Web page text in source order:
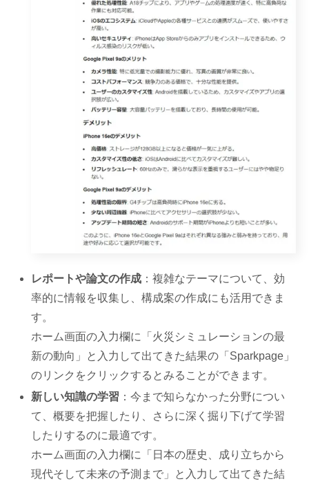
レポートや論文の作成 ：複雑なテーマについて、効
率的に情報を収集し、構成案の作成にも活用できま
す。
ホーム画面の入力欄に「火災シミュレーションの最
新の動向」と入力して出てきた結果の「Sparkpage」
のリンクをクリックするとみることができます。
新しい知識の学習 ：今まで知らなかった分野につい
て、概要を把握したり、さらに深く掘り下げて学習
したりするのに最適です。
ホーム画面の入力欄に「日本の歴史、成り立ちから
現代そして未来の予測まで」と入力して出てきた結